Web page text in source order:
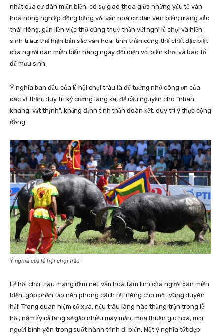
nhất của cư dân miền biển, có sự giao thoa giữa những yếu tố văn
hoá nông nghiệp đồng bằng với văn hoá cư dân ven biển; mang sắc
thái riêng, gắn liền việc thờ cúng thuỷ thần với nghi lễ chọi và hiến
sinh trâu; thể hiện bản sắc văn hóa, tinh thần cùng thể chất đặc biệt
của người dân miền biển hàng ngày đối diện với biển khơi và bão tố
để mưu sinh.
Ý nghĩa ban đầu của lễ hội chọi trâu là để tưởng nhớ công ơn của
các vị thần, duy trì kỷ cương làng xã, để cầu nguyện cho “nhân
khang, vật thịnh”, khẳng định tinh thần đoàn kết, duy trì ý thực cộng
đồng.
Ý nghĩa của lễ hội chọi trâu
Lễ hội chọi trâu mang đậm nét văn hoá tâm linh của người dân miền
biển, góp phần tạo nên phong cách rất riêng cho một vùng duyên
hải. Trong quan niệm cổ xưa, nếu trâu làng nào thắng trận trong lễ
hội, năm ấy cả làng sẽ gặp nhiều may mắn, mưa thuận gió hoà, mọi
người bình yên trong suốt hành trình đi biển. Một ý nghĩa tốt đẹp